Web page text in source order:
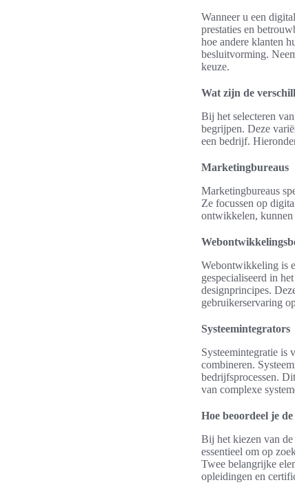
Wanneer u een
prestaties en
hoe andere klanten
besluitvorming.
keuze.
Wat zijn de
Bij het selecteren
begrijpen. Deze
een bedrijf.
Marketingbureaus
Marketingbureaus
Ze focussen op
ontwikkelen,
Webontwikkeling is
gespecialiseerd in
designprincipes.
gebruikerservaring
Systeemintegrators
Systeemintegratie is
combineren.
bedrijfsprocessen.
van complexe
Hoe beoordeel je
Bij het kiezen van
essentieel om op
Twee belangrijke
opleidingen en